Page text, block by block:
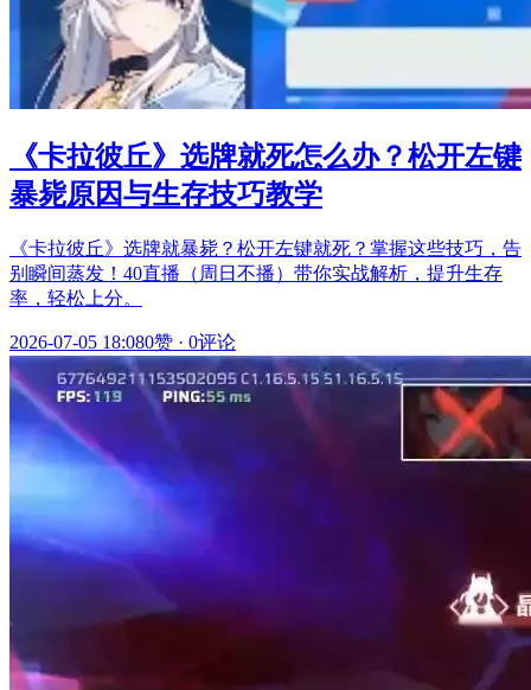
《卡拉彼丘》选牌就死怎么办？松开左键
暴毙原因与生存技巧教学
《卡拉彼丘》选牌就暴毙？松开左键就死？掌握这些技巧，告
别瞬间蒸发！40直播（周日不播）带你实战解析，提升生存
率，轻松上分。
2026-07-05 18:080赞 · 0评论